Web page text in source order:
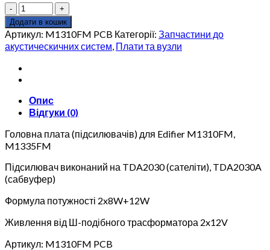
Головна
плата
(підсилювачів)
для
Edifier
M1310FM,
M1335FM
2.1,
потужність
живлення
2x12V)
Додати в кошик
Артикул: M1310FM PCB Категорії: Запчастини до
акустическичних систем, Плати та вузли
Опис
Відгуки (0)
Головна плата (підсилювачів) для Edifier M1310FM,
M1335FM
Підсилювач виконаний на TDA2030 (сателіти), TDA2030A
(сабвуфер)
Формула потужності 2x8W+12W
Живлення від Ш-подібного трасформатора 2x12V
Артикул: M1310FM PCB